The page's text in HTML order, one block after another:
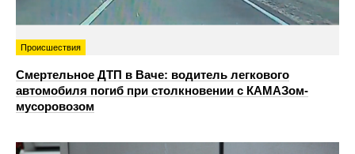
Происшествия
Смертельное ДТП в Ваче: водитель легкового
автомобиля погиб при столкновении с КАМАЗом-
мусоровозом